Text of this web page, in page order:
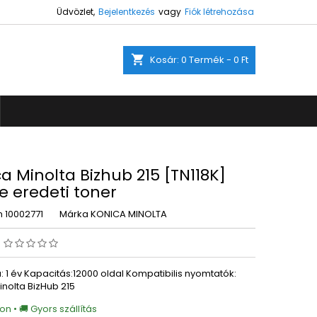
Üdvözlet, Bejelentkezés vagy Fiók létrehozása
shopping_cart Kosár: 0 Termék - 0 Ft
Minolta Bizhub 215 [TN118K]
eredeti toner
10002771 Márka KONICA MINOLTA
1 év Kapacitás:12000 oldal Kompatibilis nyomtatók:
BizHub 215
• 🚚 Gyors szállítás